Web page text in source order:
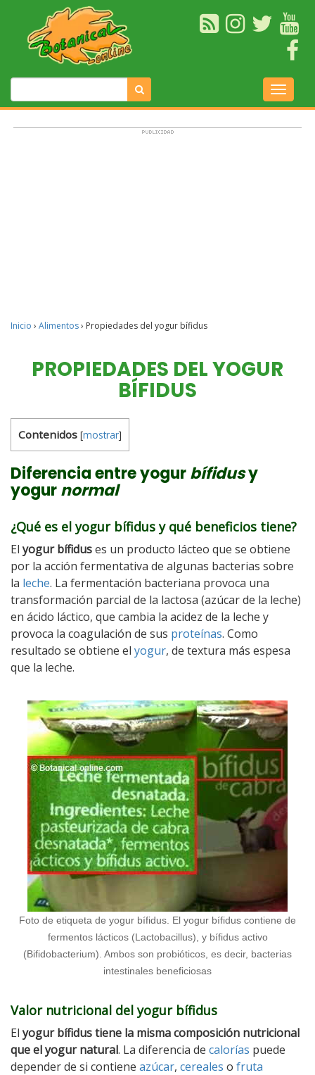
Inicio › Alimentos› Propiedades del yogur bífidus
PROPIEDADES DEL YOGUR
BÍFIDUS
Contenidos [mostrar]
Diferencia entre yogurbífidusy
yogurnormal
¿Qué es el yogur bífidus y qué beneficios tiene?
El yogur bífiduses un producto lácteo que se obtiene
por la acción fermentativa de algunas bacterias sobre
la leche. La fermentación bacteriana provoca una
transformación parcial de la lactosa (azúcar de la leche)
en ácido láctico, que cambia la acidez de la leche y
provoca la coagulación de sus proteínas. Como
resultado se obtiene el yogur, de textura más espesa
que la leche.
Foto de etiqueta de yogur bífidus. El yogur bífidus contiene de
fermentos lácticos (Lactobacillus), y bífidus activo
(Bifidobacterium). Ambos son probióticos, es decir, bacterias
intestinales beneficiosas
Valor nutricional del yogur bífidus
El yogur bífidus tiene la misma composición nutricional
que el yogur natural. La diferencia de calorías puede
depender de si contiene azúcar, cereales o fruta